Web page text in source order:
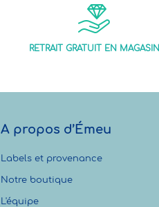
RETRAIT GRATUIT EN MAGASIN
A propos d’Émeu
Labels et provenance
Notre boutique
L'équipe